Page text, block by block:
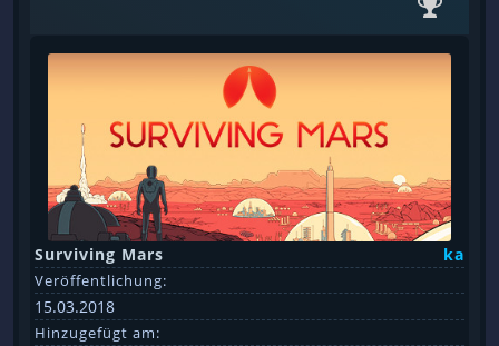
Surviving Mars ka
Veröffentlichung:
15.03.2018
Hinzugefügt am: